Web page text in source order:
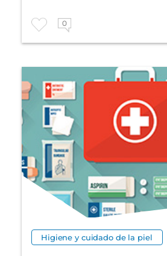
0
Higiene y cuidado de la piel